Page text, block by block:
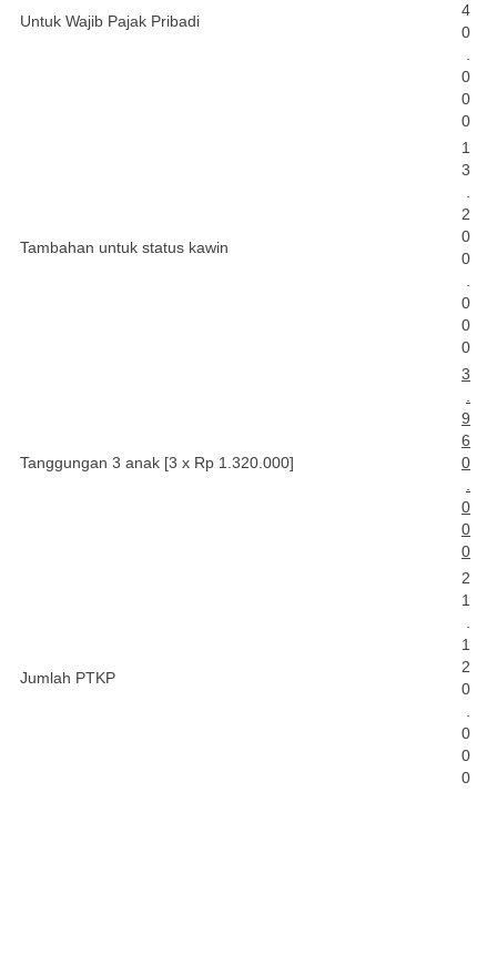
Untuk Wajib Pajak Pribadi
4
0
0
0
0
Tambahan untuk status kawin
1
3
2
0
0
0
0
0
Tanggungan 3 anak [3 x Rp 1.320.000]
3
9
6
0
0
0
0
Jumlah PTKP
2
1
1
2
0
0
0
0